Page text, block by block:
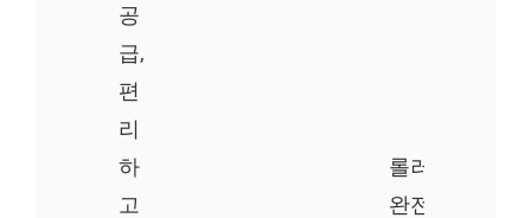
공
급,
편
리
하
고
롤러 길이:
완전 자동 감